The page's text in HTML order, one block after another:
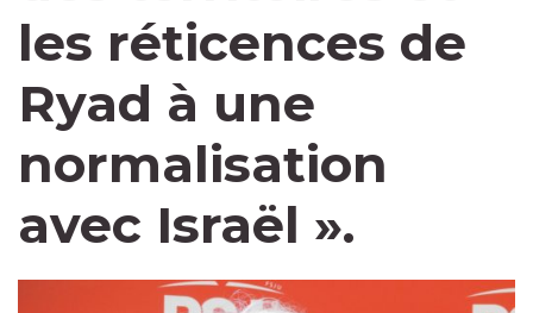
les réticences de
Ryad à une
normalisation
avec Israël ».